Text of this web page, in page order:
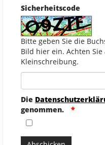
Sicherheitscode
Bitte geben Sie die
Bild hier ein. Achten
Kleinschreibung.
Die
genommen.